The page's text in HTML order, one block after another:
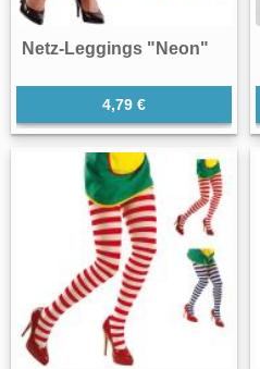
Netz-Leggings "Neon"
4,79 €